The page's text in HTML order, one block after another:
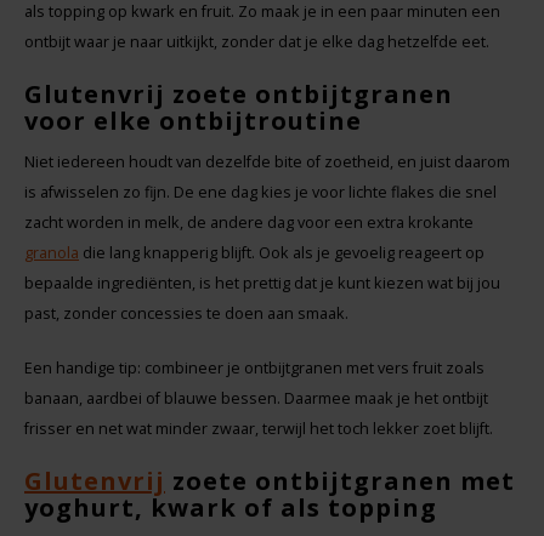
als topping op kwark en fruit. Zo maak je in een paar minuten een
ontbijt waar je naar uitkijkt, zonder dat je elke dag hetzelfde eet.
Glutenvrij zoete ontbijtgranen
voor elke ontbijtroutine
Niet iedereen houdt van dezelfde bite of zoetheid, en juist daarom
is afwisselen zo fijn. De ene dag kies je voor lichte flakes die snel
zacht worden in melk, de andere dag voor een extra krokante
granola die lang knapperig blijft. Ook als je gevoelig reageert op
bepaalde ingrediënten, is het prettig dat je kunt kiezen wat bij jou
past, zonder concessies te doen aan smaak.
Een handige tip: combineer je ontbijtgranen met vers fruit zoals
banaan, aardbei of blauwe bessen. Daarmee maak je het ontbijt
frisser en net wat minder zwaar, terwijl het toch lekker zoet blijft.
Glutenvrij zoete ontbijtgranen met
yoghurt, kwark of als topping